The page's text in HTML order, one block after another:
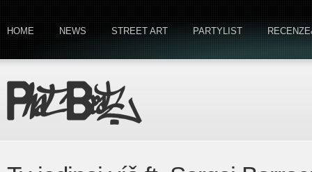
HOME NEWS STREET ART PARTYLIST